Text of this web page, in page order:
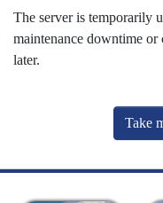
The server is temporarily
maintenance downtime or
later.
Take